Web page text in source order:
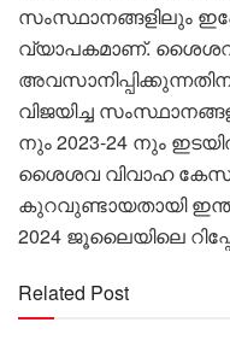
സംസ്ഥാനങ്ങളിലും
വ്യാപകമാണ്. ശൈശവ
വിജയിച്ച
നും 2023-24 നും
ശൈശവ വിവാഹ
കുറവുണ്ടായതായി
2024 ജൂലൈയിലെ
Related Post